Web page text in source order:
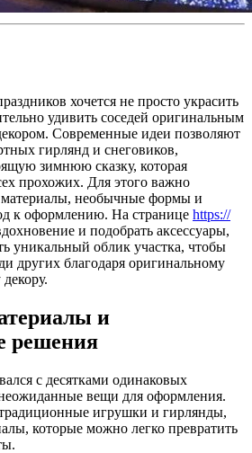
хочется не просто украсить
удивить соседей оригинальным
Современные идеи позволяют
гирлянд и снеговиков,
зимнюю сказку, которая
прохожих. Для этого важно
материалы, необычные формы и
к оформлению. На странице https://
и подобрать аксессуары,
уникальный облик участка, чтобы
других благодаря оригинальному
и
решения
с десятками одинаковых
вещи для оформления.
игрушки и гирлянды,
которые можно легко превратить